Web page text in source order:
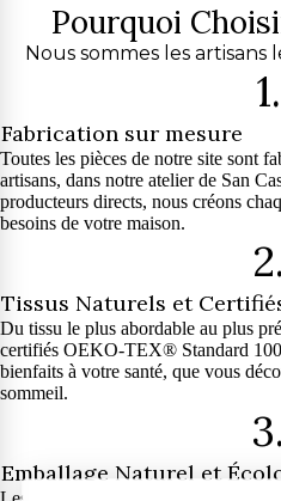
Pourquoi
Nous sommes les artisans
1.
Fabrication sur mesure
Toutes les pièces de notre site sont
artisans, dans notre atelier de San
producteurs directs, nous créons
besoins de votre maison.
2.
Tissus Naturels et
Du tissu le plus abordable au plus
certifiés OEKO-TEX® Standard
bienfaits à votre santé, que vous
sommeil.
3.
Emballage Naturel et